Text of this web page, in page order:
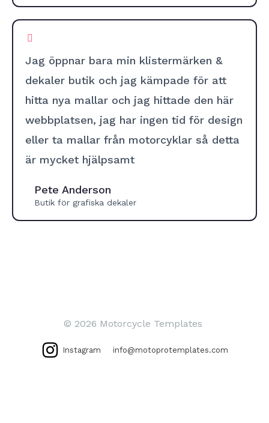
Jag öppnar bara min klistermärken &
dekaler butik och jag kämpade för att
hitta nya mallar och jag hittade den här
webbplatsen, jag har ingen tid för design
eller ta mallar från motorcyklar så detta
är mycket hjälpsamt
Pete Anderson
Butik för grafiska dekaler
© 2026 Motorcycle Templates
Instagram info@motoprotemplates.com